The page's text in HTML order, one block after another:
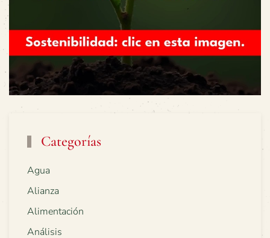
Categorías
Agua
Alianza
Alimentación
Análisis